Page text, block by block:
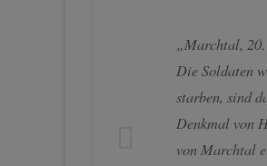
„Marchtal,
Die Soldaten
starben, sind
Denkmal von
von Marchtal